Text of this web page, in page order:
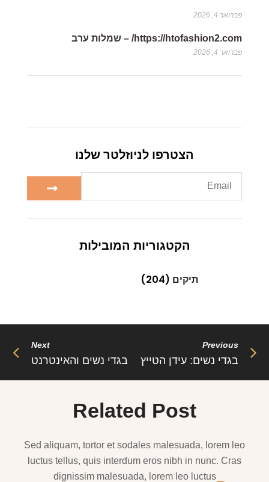
פברואר 4, 2026
https://htofashion2.com/ – שמלות ערב
פברואר 4, 2026
הצטרפו לניוזלטר שלנו
הקטגוריות המובילות
תיקים (204)
Previous
בגדי נשים: עידן הטייץ
Next
בגדי נשים והאינטרנט
Related Post
Sed aliquam, tortor et sodales malesuada, lorem leo
luctus tellus, quis interdum eros nibh in nunc. Cras
dignissim malesuada, lorem leo luctus